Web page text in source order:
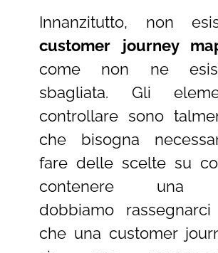
Innanzitutto, non
customer journey
come non ne
sbagliata. Gli
controllare sono
che bisogna
fare delle scelte su
contenere una
dobbiamo
che una customer